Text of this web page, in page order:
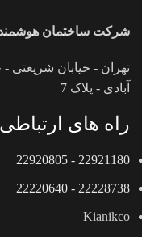
شرکت ساختمان هوشمند
تهران - خیابان شریعتی
آبادی - پلاک 7
راه های ارتباطی
22921180 - 22920805
22228738 - 22220640
Kianikco